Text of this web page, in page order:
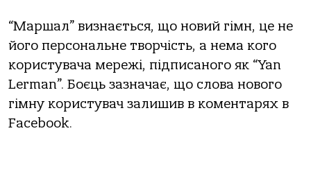
“Маршал” визнається, що новий гімн, це не
його персональне творчість, а нема кого
користувача мережі, підписаного як “Yan
Lerman”. Боєць зазначає, що слова нового
гімну користувач залишив в коментарях в
Facebook.